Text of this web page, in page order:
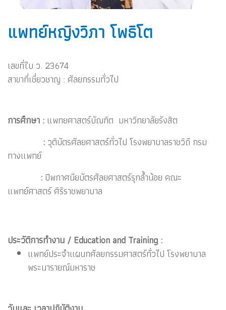
แพทย์หญิงวิภา โพธิโต
เลขที่ใบ ว. 23674
สาขาที่เชี่ยวชาญ : ศัลยกรรมทั่วไป
การศึกษา : แพทยศาสตร์บัณฑิต มหาวิทยาลัยรังสิต
: วุติบัตรศัลยศาสตร์ทั่วไป โรงพยาบาลราชวิถี กรม
ทางแพทย์
: ปีพกาศนียบัตรศัลยศาสตร์รุกล้ำน้อย คณะ
แพทย์ศาสตร์ ศิริราชพยาบาล
ประวัติการทำงาน / Education and Training :
แพทย์ประจำแผนกศัลยกรรมศาสตร์ทั่วไป โรงพยาบาล
พระนารายณ์มหาราช